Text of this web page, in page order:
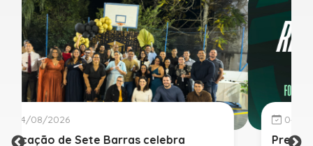
04/08/2026
Prefeitura de Sete Barras realiza Rede